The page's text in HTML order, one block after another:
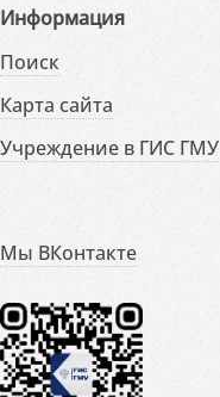
Информация
Поиск
Карта сайта
Учреждение в ГИС ГМУ
Мы ВКонтакте